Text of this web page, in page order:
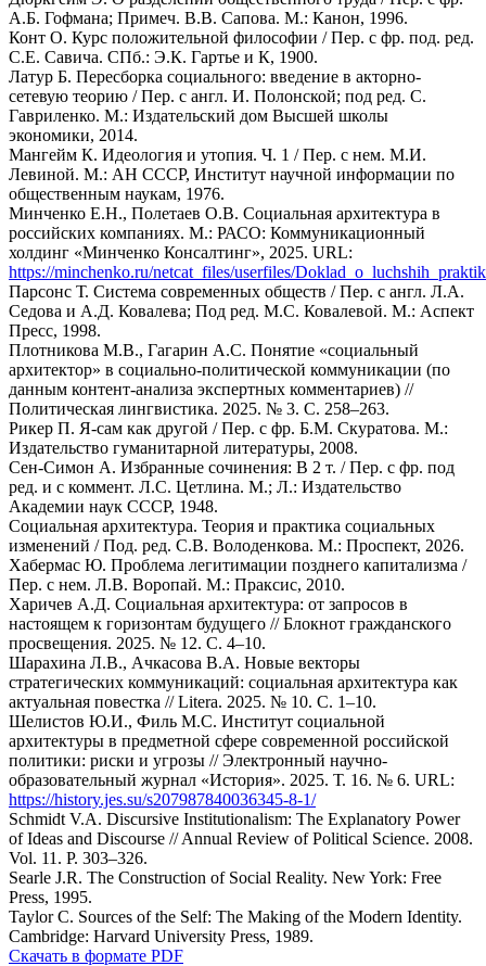
А.Б. Гофмана; Примеч. В.В. Сапова. М.: Канон, 1996.
Конт О. Курс положительной философии / Пер. с фр. под. ред.
С.Е. Савича. СПб.: Э.К. Гартье и К, 1900.
Латур Б. Пересборка социального: введение в акторно-
сетевую теорию / Пер. с англ. И. Полонской; под ред. С.
Гавриленко. М.: Издательский дом Высшей школы
экономики, 2014.
Мангейм К. Идеология и утопия. Ч. 1 / Пер. с нем. М.И.
Левиной. М.: АН СССР, Институт научной информации по
общественным наукам, 1976.
Минченко Е.Н., Полетаев О.В. Социальная архитектура в
российских компаниях. М.: РАСО: Коммуникационный
холдинг «Минченко Консалтинг», 2025. URL:
https://minchenko.ru/netcat_files/userfiles/
Парсонс Т. Система современных обществ / Пер. с англ. Л.А.
Седова и А.Д. Ковалева; Под ред. М.С. Ковалевой. М.: Аспект
Пресс, 1998.
Плотникова М.В., Гагарин А.С. Понятие «социальный
архитектор» в социально-политической коммуникации (по
данным контент-анализа экспертных комментариев) //
Политическая лингвистика. 2025. № 3. С. 258–263.
Рикер П. Я-сам как другой / Пер. с фр. Б.М. Скуратова. М.:
Издательство гуманитарной литературы, 2008.
Сен-Симон А. Избранные сочинения: В 2 т. / Пер. с фр. под
ред. и с коммент. Л.С. Цетлинa. М.; Л.: Издательство
Академии наук СССР, 1948.
Социальная архитектура. Теория и практика социальных
изменений / Под. ред. С.В. Володенкова. М.: Проспект, 2026.
Хабермас Ю. Проблема легитимации позднего капитализма /
Пер. с нем. Л.В. Воропай. М.: Праксис, 2010.
Харичев А.Д. Социальная архитектура: от запросов в
настоящем к горизонтам будущего // Блокнот гражданского
просвещения. 2025. № 12. С. 4–10.
Шарахина Л.В., Ачкасова В.А. Новые векторы
стратегических коммуникаций: социальная архитектура как
актуальная повестка // Litera. 2025. № 10. С. 1–10.
Шелистов Ю.И., Филь М.С. Институт социальной
архитектуры в предметной сфере современной российской
политики: риски и угрозы // Электронный научно-
образовательный журнал «История». 2025. Т. 16. № 6. URL:
https://history.jes.su/s207987840036345-8-1/
Schmidt V.A. Discursive Institutionalism: The Explanatory Power
of Ideas and Discourse // Annual Review of Political Science. 2008.
Vol. 11. P. 303–326.
Searle J.R. The Construction of Social Reality. New York: Free
Press, 1995.
Taylor C. Sources of the Self: The Making of the Modern Identity.
Cambridge: Harvard University Press, 1989.
Скачать в формате PDF